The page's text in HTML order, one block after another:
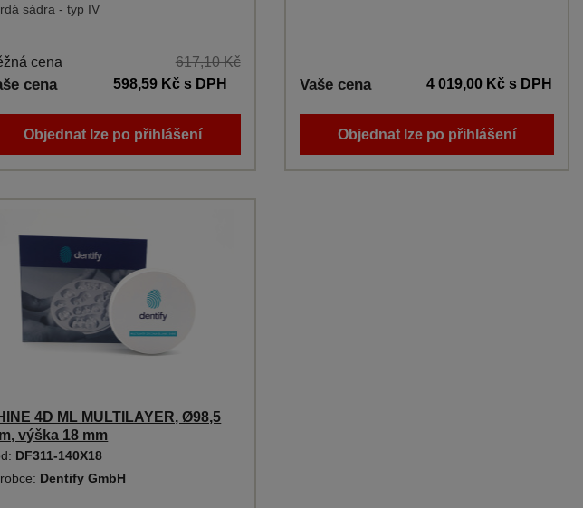
sádra - typ IV
cena 617,10 Kč
cena 598,59 Kč s DPH
Objednat lze po přihlášení
Vaše cena 4 019,00 Kč s DPH
Objednat lze po přihlášení
4D ML MULTILAYER, Ø98,5
výška 18 mm
DF311-140X18
Dentify GmbH